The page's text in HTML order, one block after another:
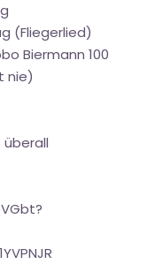
(Fliegerlied)
Biermann 100
nie)
überall